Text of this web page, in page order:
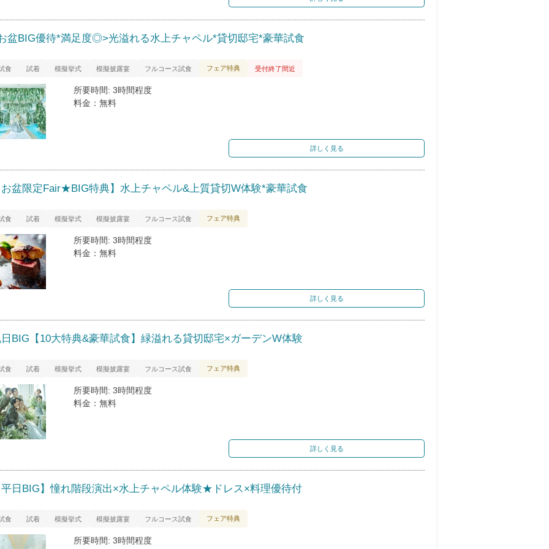
盆BIG優待*満足度◎>光溢れる水上チャペル*貸切邸宅*豪華試食
食 試着 模擬挙式 模擬披露宴 フルコース試食 フェア特典 受付終了間近
所要時間: 3時間程度
料金：無料
詳しく見る
盆限定Fair★BIG特典】水上チャペル&上質貸切W体験*豪華試食
食 試着 模擬挙式 模擬披露宴 フルコース試食 フェア特典
所要時間: 3時間程度
料金：無料
詳しく見る
BIG【10大特典&豪華試食】緑溢れる貸切邸宅×ガーデンW体験
食 試着 模擬挙式 模擬披露宴 フルコース試食 フェア特典
所要時間: 3時間程度
料金：無料
詳しく見る
日BIG】憧れ階段演出×水上チャペル体験★ドレス×料理優待付
食 試着 模擬挙式 模擬披露宴 フルコース試食 フェア特典
所要時間: 3時間程度